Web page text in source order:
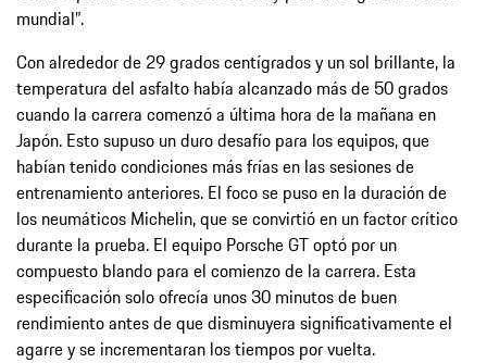
mundial”.
Con alrededor de 29 grados centígrados y un sol brillante, la
temperatura del asfalto había alcanzado más de 50 grados
cuando la carrera comenzó a última hora de la mañana en
Japón. Esto supuso un duro desafío para los equipos, que
habían tenido condiciones más frías en las sesiones de
entrenamiento anteriores. El foco se puso en la duración de
los neumáticos Michelin, que se convirtió en un factor crítico
durante la prueba. El equipo Porsche GT optó por un
compuesto blando para el comienzo de la carrera. Esta
especificación solo ofrecía unos 30 minutos de buen
rendimiento antes de que disminuyera significativamente el
agarre y se incrementaran los tiempos por vuelta.